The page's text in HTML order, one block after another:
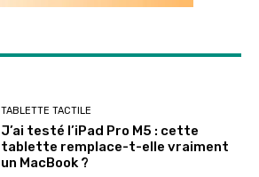
TABLETTE TACTILE
J’ai testé l’iPad Pro M5 : cette
tablette remplace-t-elle vraiment
un MacBook ?